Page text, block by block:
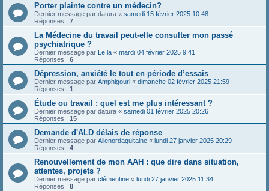
Porter plainte contre un médecin?
Dernier message par datura « samedi 15 février 2025 10:48
Réponses : 7
La Médecine du travail peut-elle consulter mon passé
psychiatrique ?
Dernier message par Leïla « mardi 04 février 2025 9:41
Réponses : 6
Dépression, anxiété le tout en période d’essais
Dernier message par Amphigouri « dimanche 02 février 2025 21:59
Réponses : 1
Étude ou travail : quel est me plus intéressant ?
Dernier message par datura « samedi 01 février 2025 20:26
Réponses : 15
Demande d'ALD délais de réponse
Dernier message par Alienordaquitaine « lundi 27 janvier 2025 20:29
Réponses : 4
Renouvellement de mon AAH : que dire dans situation,
attentes, projets ?
Dernier message par clémentine « lundi 27 janvier 2025 11:34
Réponses : 8